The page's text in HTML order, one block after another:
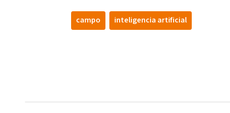
campo inteligencia artificial